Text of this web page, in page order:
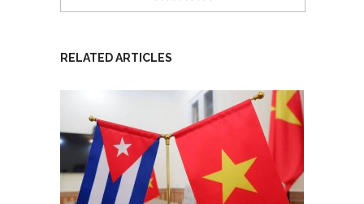
RELATED ARTICLES